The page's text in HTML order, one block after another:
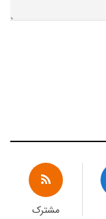
مشترک